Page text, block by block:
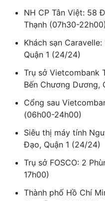
NH CP Tân Việt: 58
Thạnh (07h30-22h00)
Khách sạn
Quận 1 (24/24)
Trụ sở Vietcombank
Bến Chương Dương,
Cổng sau
(06h00-24h00)
Siêu thị máy tính
Đạo, Quận 1 (24/24)
Trụ sở FOSCO: 2
17h00)
Thành phố Hồ Chí